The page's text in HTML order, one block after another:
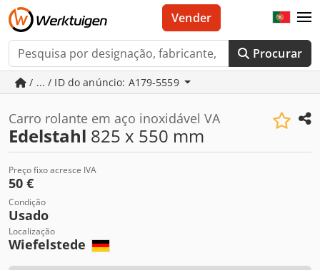
Procurar
Vender
/ ... / ID do anúncio: A179-5559
Carro rolante em aço inoxidável VA
Edelstahl 825 x 550 mm
Preço fixo acresce IVA
50 €
Condição
Usado
Localização
Wiefelstede